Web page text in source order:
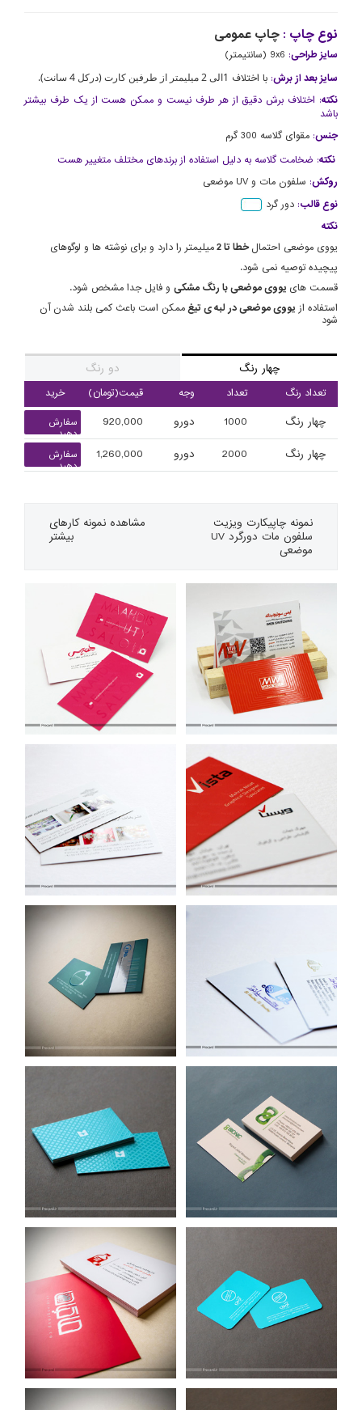
نوع چاپ : چاپ عمومی
سایز طراحی: 9x6 (سانتیمتر)
سایز بعد از برش: با اختلاف 1الی 2 میلیمتر از طرفین کارت (درکل 4 سانت).
نکته: اختلاف برش دقیق از هر طرف نیست و ممکن هست از یک طرف بیشتر
باشد
جنس: مقوای گلاسه 300 گرم
نکته: ضخامت گلاسه به دلیل استفاده از برندهای مختلف متغییر هست
روکش: سلفون مات و UV موضعی
نوع قالب: دور گرد
نکته
یووی موضعی احتمالخطا تا 2
میلیمتر را دارد و برای نوشته ها و لوگوهای
پیچیده توصیه نمی شود.
قسمت های یووی موضعی با رنگ مشکی و فایل جدا مشخص شود.
استفاده از یووی موضعی در لبه ی تیغممکن است باعث کمی بلند شدن آن
شود
چهار رنگ دو رنگ
تعداد رنگ تعداد وجه قیمت(تومان) خرید
چهار رنگ 1000 دورو 920,000
سفارش
دهید
چهار رنگ 2000 دورو 1,260,000
سفارش
دهید
نمونه چاپیکارت ویزیت
سلفون مات دورگرد UV
موضعی
مشاهده نمونه کارهای
بیشتر